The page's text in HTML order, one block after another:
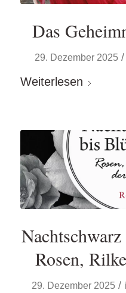
Das
29. Dezember 2025 /
Weiterlesen
Rosen,
29. Dezember 2025 /